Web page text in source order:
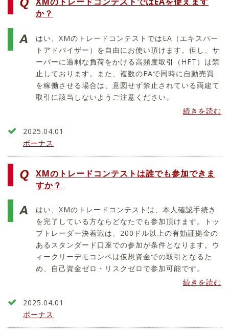
か？
はい、XMのトレードコンテストではEA（エキスパー
トアドバイザー）を自由にお使い頂けます。但し、サ
ーバーに過剰な負荷をかける高頻度取引（HFT）は禁
止しております。また、複数のEAで同時に自動売買
を稼働させる場合は、意図せず禁止されている両建て
取引に該当しないようご注意ください。
続きを読む
2025.04.01
ボーナス
XMのトレードコンテストは誰でも参加できま
すか？
はい、XMのトレードコンテストは、本人確認手続き
を完了している方ならどなたでも参加頂けます。トッ
プトレーダー決着戦は、200ドル以上の有効証拠金の
あるスタンダード口座での参加が条件となります。ウ
ィークリーデモコンペは仮想資金での取引となるた
め、自己資金ゼロ・リスクゼロで参加可能です。
続きを読む
2025.04.01
ボーナス